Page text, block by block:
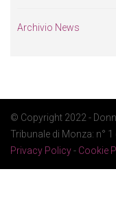
Archivio News
© Copyright 2022 -
Tribunale di Monza: n°
Privacy Policy- Cookie